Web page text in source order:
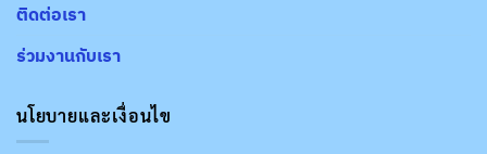
ติดต่อเรา
ร่วมงานกับเรา
นโยบายและเงื่อนไข